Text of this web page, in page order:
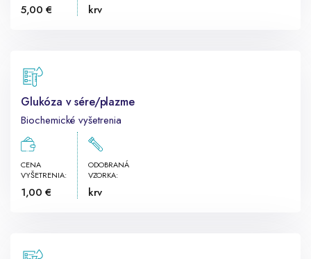
5,00 € krv
Glukóza v sére/plazme
Biochemické vyšetrenia
CENA
VYŠETRENIA:
1,00 €
ODOBRANÁ
VZORKA:
krv